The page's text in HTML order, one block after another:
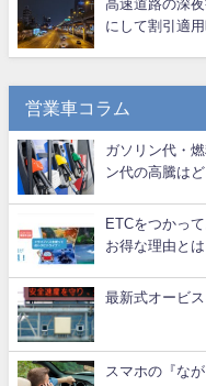
高速道路の深
にして割引適用
営業車コラム
ガソリン代・
ン代の高騰は
ETCをつかっ
お得な理由とは
最新式オービ
スマホの『な